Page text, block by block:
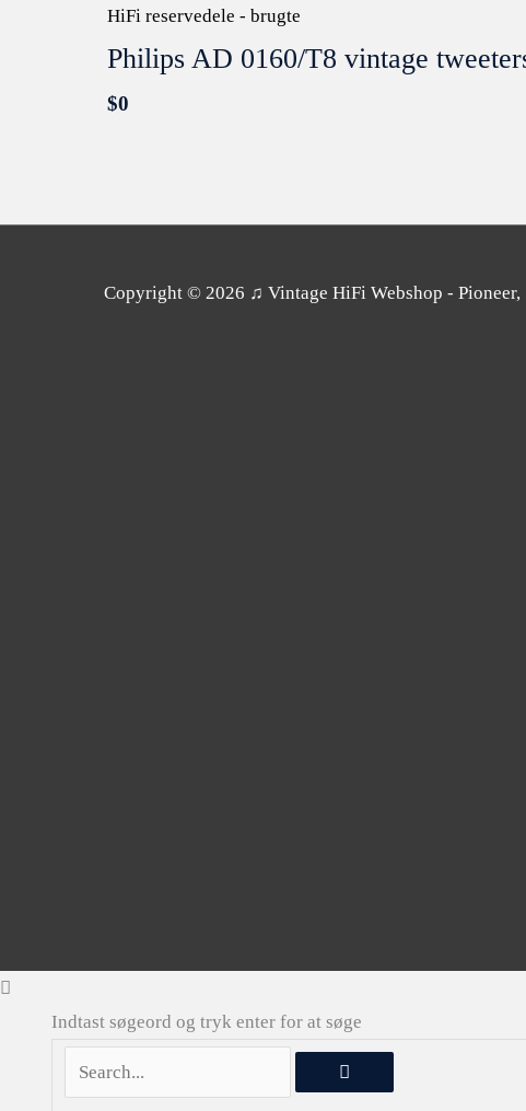
HiFi reservedele - brugte
Philips AD 0160/T8 vintage
$0
Copyright © 2026 ♫ Vintage HiFi Webshop -
Indtast søgeord og tryk enter for at søge